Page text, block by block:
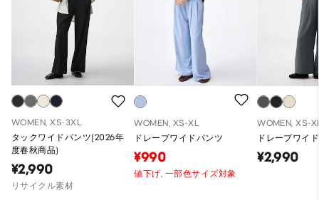
WOMEN, XS-3XL
タックワイドパンツ(2026年
度春秋商品)
¥2,990
リサイクル素材
WOMEN, XS-XL
ドレープワイドパンツ
¥990
値下げ, 一部色サイズ対象
WOMEN, XS-
ドレープワイ
¥2,990